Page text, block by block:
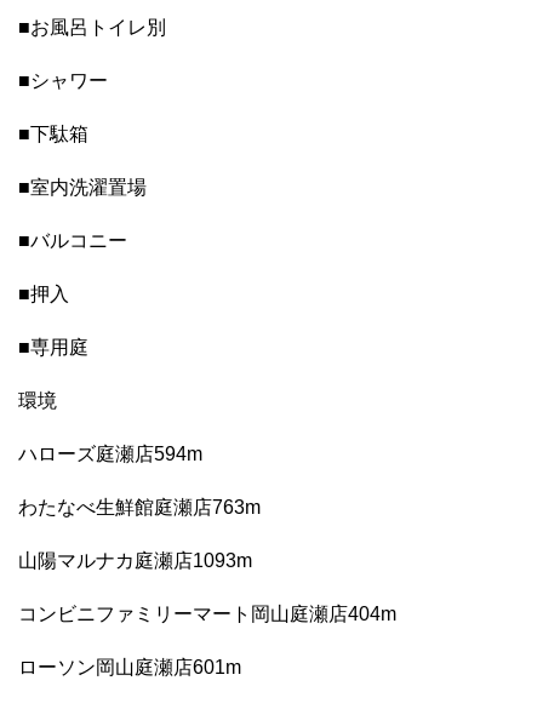
■お風呂トイレ別
■シャワー
■下駄箱
■室内洗濯置場
■バルコニー
■押入
■専用庭
環境
ハローズ庭瀬店594m
わたなべ生鮮館庭瀬店763m
山陽マルナカ庭瀬店1093m
コンビニファミリーマート岡山庭瀬店404m
ローソン岡山庭瀬店601m